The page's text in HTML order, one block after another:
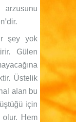
şey yok
Gülen
Üstelik
alan bu
için
olur. Hem